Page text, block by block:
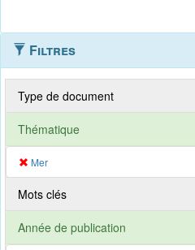
Filtres
Type de document
Thématique
Mer
Mots clés
Année de publication